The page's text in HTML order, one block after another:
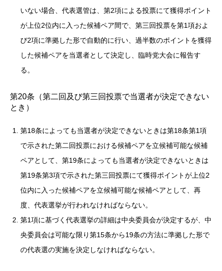
いない場合、代表選管は、第2項による投票にて獲得ポイント
が上位2位内に入った候補ペア間で、第三回投票を第1項およ
び2項に準拠した形で自動的に行い、過半数のポイントを獲得
した候補ペアを当選者として決定し、臨時党大会に報告す
る。
第20条（第二回及び第三回投票で当選者が決定できない
とき）
第18条によっても当選者が決定できないときは第18条第1項
で示された第二回投票における候補ペアを立候補可能な候補
ペアとして、第19条によっても当選者が決定できないときは
第19条第3項で示された第三回投票にて獲得ポイントが上位2
位内に入った候補ペアを立候補可能な候補ペアとして、再
度、代表選挙が行われなければならない。
第1項に基づく代表選挙の詳細は中央委員会が決定するが、中
央委員会は可能な限り第15条から19条の方法に準拠した形で
の代表選の実施を決定しなければならない。